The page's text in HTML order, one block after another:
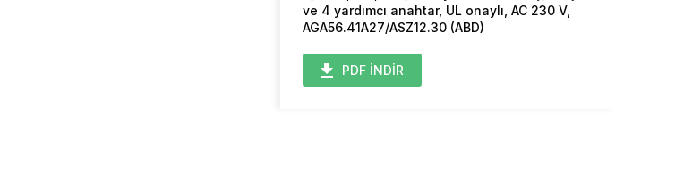
ve 4 yardımcı anahtar, UL onaylı, AC 230 V,
AGA56.41A27/ASZ12.30 (ABD)
PDF İNDİR